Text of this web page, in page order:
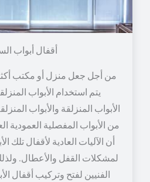
أقفال أبواب
من أجل جعل منزل أو مكتب أكثر
يتم استخدام الأبواب
الأبواب المنزلقة والأبواب
من الأبواب المفصلية العمودية
أن الآليات العادية لأقفال تلك
لمشكلات القفل والأعطال.
الفنيين لفتح وتركيب أقفال